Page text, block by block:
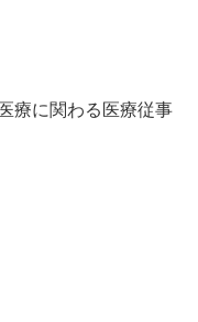
療に関わる医療従事